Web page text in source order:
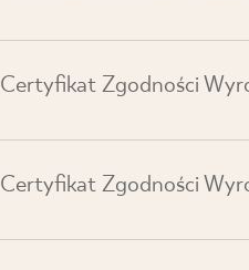
Certyfikat Zgodności
Certyfikat Zgodności